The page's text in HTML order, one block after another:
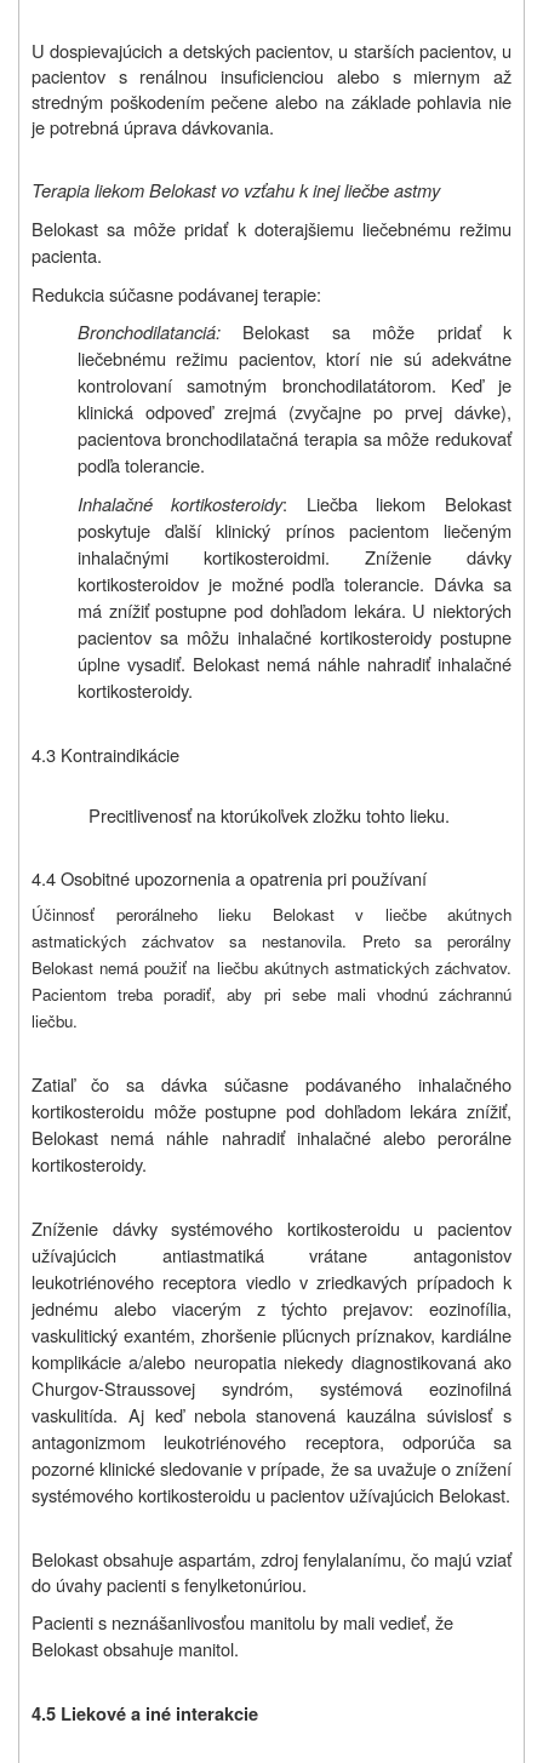
U dospievajúcich a detských pacientov, u starších pacientov, u
pacientov s renálnou insuficienciou alebo s miernym až
stredným poškodením pečene alebo na základe pohlavia nie
je potrebná úprava dávkovania.
Terapia liekom Belokast vo vzťahu k inej liečbe astmy
Belokast sa môže pridať k doterajšiemu liečebnému režimu
pacienta.
Redukcia súčasne podávanej terapie:
Bronchodilatanciá:
Belokast sa môže pridať k
liečebnému režimu pacientov, ktorí nie sú adekvátne
kontrolovaní samotným bronchodilatátorom. Keď je
klinická odpoveď zrejmá (zvyčajne po prvej dávke),
pacientova bronchodilatačná terapia sa môže redukovať
podľa tolerancie.
Inhalačné kortikosteroidy: Liečba liekom Belokast
poskytuje ďalší klinický prínos pacientom liečeným
inhalačnými kortikosteroidmi. Zníženie dávky
kortikosteroidov je možné podľa tolerancie. Dávka sa
má znížiť postupne pod dohľadom lekára. U niektorých
pacientov sa môžu inhalačné kortikosteroidy postupne
úplne vysadiť. Belokast nemá náhle nahradiť inhalačné
kortikosteroidy.
4.3 Kontraindikácie
Precitlivenosť na ktorúkoľvek zložku tohto lieku.
4.4 Osobitné upozornenia a opatrenia pri používaní
Účinnosť perorálneho lieku Belokast v liečbe akútnych
astmatických záchvatov sa nestanovila. Preto sa perorálny
Belokast nemá použiť na liečbu akútnych astmatických záchvatov.
Pacientom treba poradiť, aby pri sebe mali vhodnú záchrannú
liečbu.
Zatiaľ čo sa dávka súčasne podávaného inhalačného
kortikosteroidu môže postupne pod dohľadom lekára znížiť,
Belokast nemá náhle nahradiť inhalačné alebo perorálne
kortikosteroidy.
Zníženie dávky systémového kortikosteroidu u pacientov
užívajúcich antiastmatiká vrátane antagonistov
leukotriénového receptora viedlo v zriedkavých prípadoch k
jednému alebo viacerým z týchto prejavov: eozinofília,
vaskulitický exantém, zhoršenie pľúcnych príznakov, kardiálne
komplikácie a/alebo neuropatia niekedy diagnostikovaná ako
Churgov-Straussovej syndróm, systémová eozinofilná
vaskulitída. Aj keď nebola stanovená kauzálna súvislosť s
antagonizmom leukotriénového receptora, odporúča sa
pozorné klinické sledovanie v prípade, že sa uvažuje o znížení
systémového kortikosteroidu u pacientov užívajúcich Belokast.
Belokast obsahuje aspartám, zdroj fenylalanímu, čo majú vziať
do úvahy pacienti s fenylketonúriou.
Pacienti s neznášanlivosťou manitolu by mali vedieť, že
Belokast obsahuje manitol.
4.5 Liekové a iné interakcie